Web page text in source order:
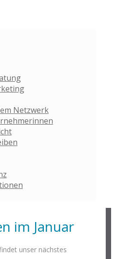
Netzwerk
im Januar
unser nächstes